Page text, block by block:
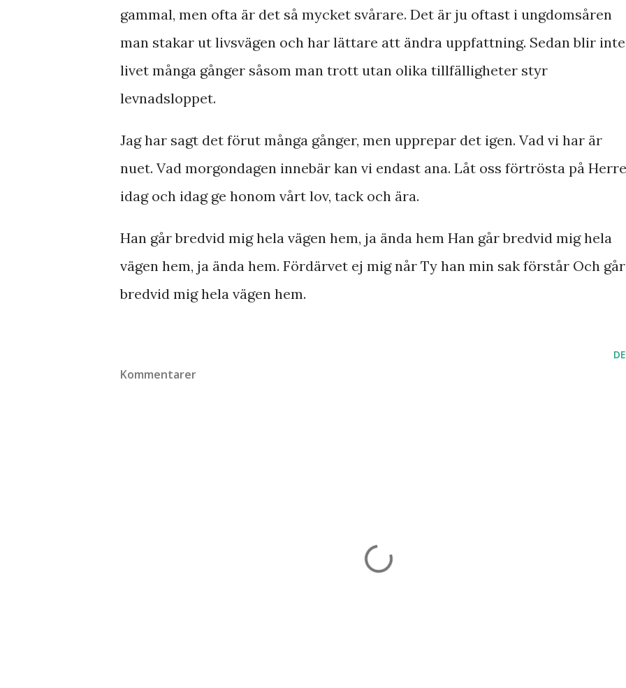
gammal, men ofta är det så mycket svårare. Det är ju oftast i ungdomsåren
man stakar ut livsvägen och har lättare att ändra uppfattning. Sedan blir inte
livet många gånger såsom man trott utan olika tillfälligheter styr
levnadsloppet.
Jag har sagt det förut många gånger, men upprepar det igen. Vad vi har är
nuet. Vad morgondagen innebär kan vi endast ana. Låt oss förtrösta på
idag och idag ge honom vårt lov, tack och ära.
Han går bredvid mig hela vägen hem, ja ända hem Han går bredvid mig hela
vägen hem, ja ända hem. Fördärvet ej mig når Ty han min sak förstår Och går
bredvid mig hela vägen hem.
Kommentarer